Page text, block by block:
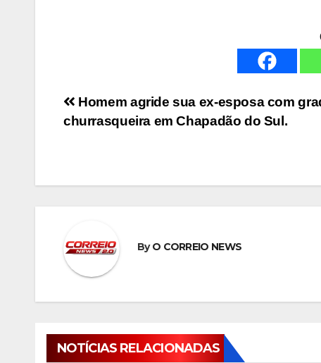
Navegação
Homem agride sua ex-esposa com
churrasqueira em Chapadão do Sul.
ByO CORREIO NEWS
NOTÍCIAS RELACIONADAS